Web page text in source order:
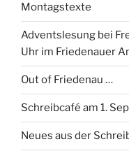
Montagstexte
Adventslesung bei
Uhr im Friedenauer
Out of Friedenau …
Schreibcafé am 1.
Neues aus der